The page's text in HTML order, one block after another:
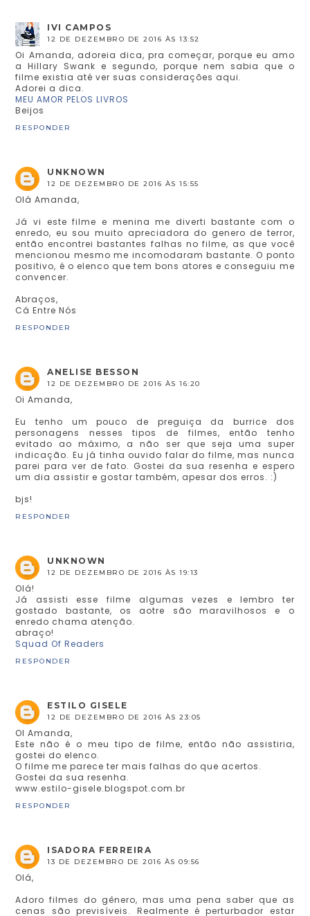
IVI CAMPOS
12 DE DEZEMBRO DE 2016 ÀS 13:52
Oi Amanda, adoreia dica, pra começar, porque eu amo
a Hillary Swank e segundo, porque nem sabia que o
filme existia até ver suas considerações aqui.
Adorei a dica.
MEU AMOR PELOS LIVROS
Beijos
RESPONDER
UNKNOWN
12 DE DEZEMBRO DE 2016 ÀS 15:55
Olá Amanda,
Já vi este filme e menina me diverti bastante com o
enredo, eu sou muito apreciadora do genero de terror,
então encontrei bastantes falhas no filme, as que você
mencionou mesmo me incomodaram bastante. O ponto
positivo, é o elenco que tem bons atores e conseguiu me
convencer.
Abraços,
Cá Entre Nós
RESPONDER
ANELISE BESSON
12 DE DEZEMBRO DE 2016 ÀS 16:20
Oi Amanda,
Eu tenho um pouco de preguiça da burrice dos
personagens nesses tipos de filmes, então tenho
evitado ao máximo, a não ser que seja uma super
indicação. Eu já tinha ouvido falar do filme, mas nunca
parei para ver de fato. Gostei da sua resenha e espero
um dia assistir e gostar também, apesar dos erros. :)
bjs!
RESPONDER
UNKNOWN
12 DE DEZEMBRO DE 2016 ÀS 19:13
Olá!
Já assisti esse filme algumas vezes e lembro ter
gostado bastante, os aotre são maravilhosos e o
enredo chama atenção.
abraço!
Squad Of Readers
RESPONDER
ESTILO GISELE
12 DE DEZEMBRO DE 2016 ÀS 23:05
OI Amanda,
Este não é o meu tipo de filme, então não assistiria,
gostei do elenco.
O filme me parece ter mais falhas do que acertos.
Gostei da sua resenha.
www.estilo-gisele.blogspot.com.br
RESPONDER
ISADORA FERREIRA
13 DE DEZEMBRO DE 2016 ÀS 09:56
Olá,
Adoro filmes do gênero, mas uma pena saber que as
cenas são previsíveis. Realmente é perturbador estar